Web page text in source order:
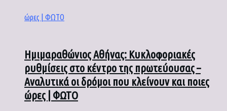
Ημιμαραθώνιος Αθήνας: Κυκλοφοριακές
ρυθμίσεις στο κέντρο της πρωτεύουσας –
Αναλυτικά οι δρόμοι που κλείνουν και ποιες
ώρες | ΦΩΤΟ